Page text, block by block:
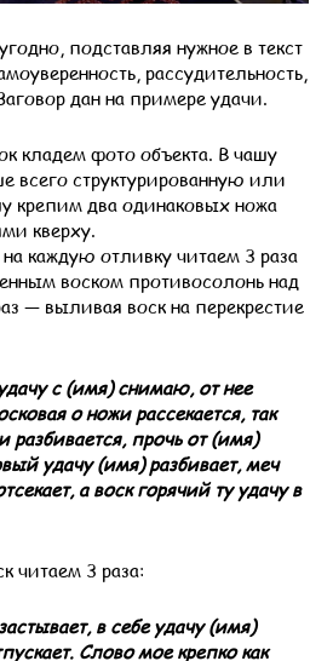
подставляя нужное в текст
рассудительность,
дан на примере удачи.
кладем фото объекта. В чашу
всего структурированную или
крепим два одинаковых ножа
кверху.
каждую отливку читаем 3 раза
воском противосолонь над
— выливая воск на перекрестие
с (имя) снимаю, от нее
о ножи рассекается, так
разбивается, прочь от (имя)
удачу (имя) разбивает, меч
а воск горячий ту удачу в
читаем 3 раза:
в себе удачу (имя)
Слово мое крепко как